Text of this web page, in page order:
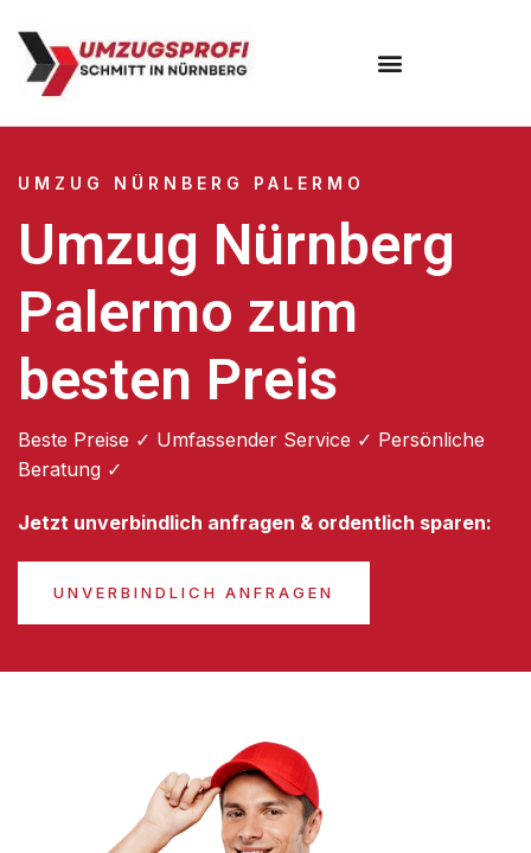
UMZUG NÜRNBERG PALERMO
Umzug Nürnberg
Palermo zum
besten Preis
Beste Preise ✓ Umfassender Service ✓ Persönliche
Beratung ✓
Jetzt unverbindlich anfragen & ordentlich sparen:
UNVERBINDLICH ANFRAGEN